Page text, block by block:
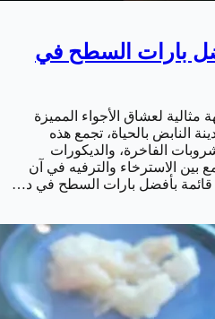
بارات السطح في
لعشاق الأجواء المميزة
النابض بالحياة، تجمع هذه
الفاخرة، والديكورات
بين الاسترخاء والترفيه في آن
قائمة بأفضل بارات السطح في د…